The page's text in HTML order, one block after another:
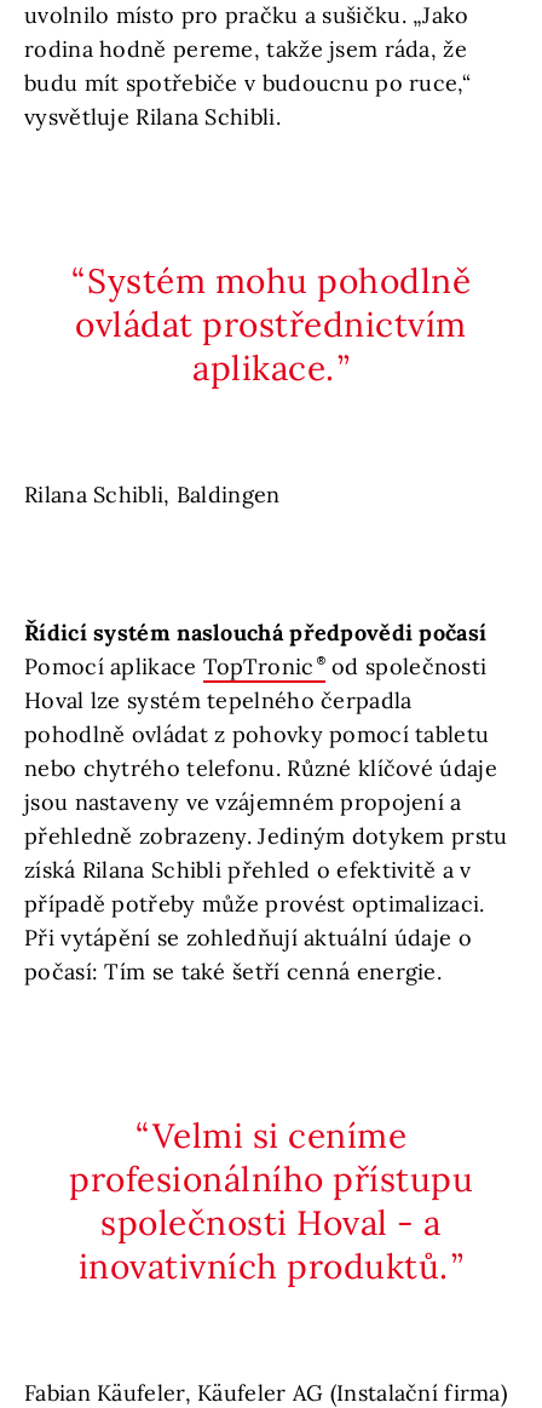
uvolnilo místo pro pračku a sušičku. „Jako
rodina hodně pereme, takže jsem ráda, že
budu mít spotřebiče v budoucnu po ruce,“
vysvětluje Rilana Schibli.
Systém mohu pohodlně
ovládat prostřednictvím
aplikace.
Rilana Schibli, Baldingen
Řídicí systém naslouchá předpovědi počasí
Pomocí aplikace TopTronic od společnosti
Hoval lze systém tepelného čerpadla
pohodlně ovládat z pohovky pomocí tabletu
nebo chytrého telefonu. Různé klíčové údaje
jsou nastaveny ve vzájemném propojení a
přehledně zobrazeny. Jediným dotykem prstu
získá Rilana Schibli přehled o efektivitě a v
případě potřeby může provést optimalizaci.
Při vytápění se zohledňují aktuální údaje o
počasí: Tím se také šetří cenná energie.
Velmi si ceníme
profesionálního přístupu
společnosti Hoval - a
inovativních produktů.
Fabian Käufeler, Käufeler AG (Instalační firma)